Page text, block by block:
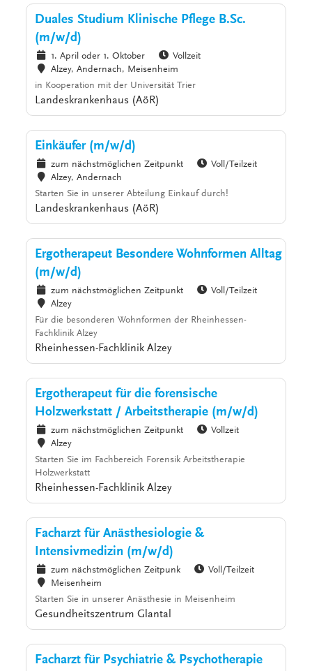
Duales Studium Klinische Pflege B.Sc.
(m/w/d)
1. April oder 1. Oktober
Vollzeit
Alzey, Andernach, Meisenheim
in Kooperation mit der Universität Trier
Landeskrankenhaus (AöR)
Einkäufer (m/w/d)
zum nächstmöglichen Zeitpunkt
Voll/Teilzeit
Alzey, Andernach
Starten Sie in unserer Abteilung Einkauf durch!
Landeskrankenhaus (AöR)
Ergotherapeut Besondere Wohnformen Alltag
(m/w/d)
zum nächstmöglichen Zeitpunkt
Voll/Teilzeit
Alzey
Für die besonderen Wohnformen der Rheinhessen-
Fachklinik Alzey
Rheinhessen-Fachklinik Alzey
Ergotherapeut für die forensische
Holzwerkstatt / Arbeitstherapie (m/w/d)
zum nächstmöglichen Zeitpunkt
Vollzeit
Alzey
Starten Sie im Fachbereich Forensik Arbeitstherapie
Holzwerkstatt
Rheinhessen-Fachklinik Alzey
Facharzt für Anästhesiologie &
Intensivmedizin (m/w/d)
zum nächstmöglichen Zeitpunk
Voll/Teilzeit
Meisenheim
Starten Sie in unserer Anästhesie in Meisenheim
Gesundheitszentrum Glantal
Facharzt für Psychiatrie & Psychotherapie